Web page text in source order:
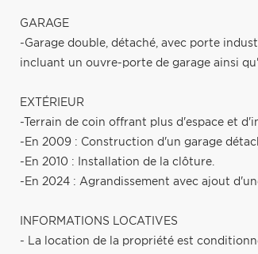
GARAGE
-Garage double, détaché, avec porte
incluant un ouvre-porte de garage ainsi
EXTÉRIEUR
-Terrain de coin offrant plus d'espace et
-En 2009 : Construction d'un garage
-En 2010 : Installation de la clôture.
-En 2024 : Agrandissement avec ajout
INFORMATIONS LOCATIVES
- La location de la propriété est